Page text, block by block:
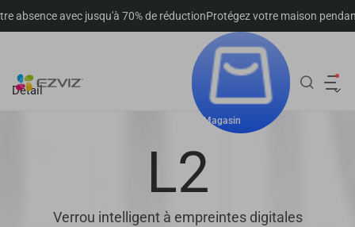
avec jusqu'à 70% de réductionProtégez votre maison pendant votre
Magasin
Détail
L2
Verrou intelligent à empreintes digitales